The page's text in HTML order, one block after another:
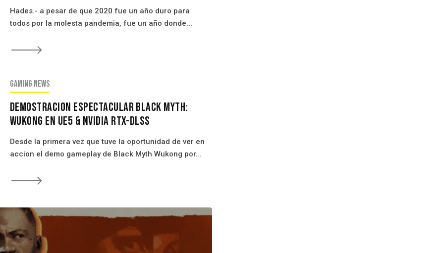
Hades.- a pesar de que 2020 fue un año duro para
todos por la molesta pandemia, fue un año donde...
🡒
Gaming news
Demostracion Espectacular Black Myth:
Wukong En UE5 & Nvidia RTX-DLSS
Desde la primera vez que tuve la oportunidad de ver en
accion el demo gameplay de Black Myth Wukong por...
🡒